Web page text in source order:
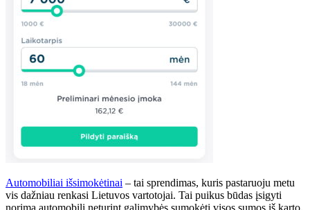
Automobiliai išsimokėtinai – tai sprendimas, kuris pastaruoju metu
vis dažniau renkasi Lietuvos vartotojai. Tai puikus būdas įsigyti
norimą automobilį neturint galimybės sumokėti visos sumos iš karto.